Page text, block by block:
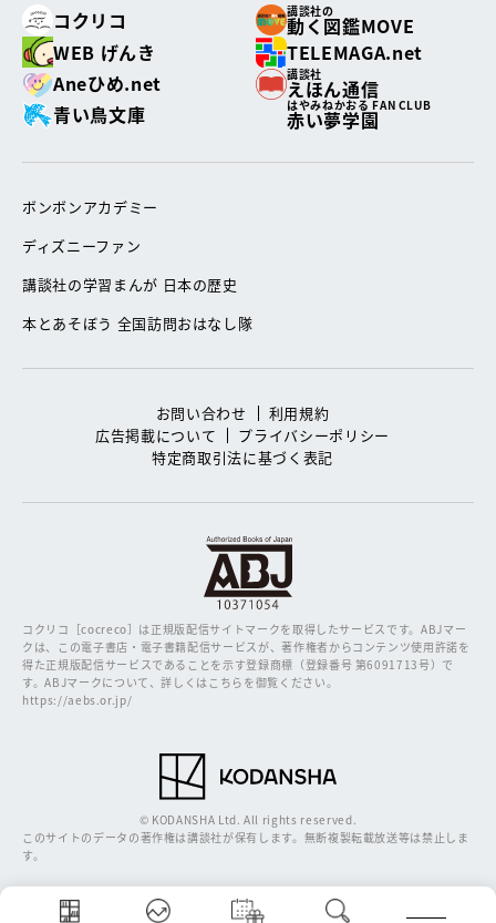
コクリコ
講談社の
動く図鑑MOVE
WEB げんき
TELEMAGA.net
Aneひめ.net
講談社
えほん通信
青い鳥文庫
はやみねかおる FAN CLUB
赤い夢学園
ボンボンアカデミー
ディズニーファン
講談社の学習まんが 日本の歴史
本とあそぼう 全国訪問おはなし隊
お問い合わせ
利用規約
広告掲載について
プライバシーポリシー
特定商取引法に基づく表記
コクリコ［cocreco］は正規版配信サイトマークを取得したサービスです。ABJマー
クは、この電子書店・電子書籍配信サービスが、著作権者からコンテンツ使用許諾を
得た正規版配信サービスであることを示す登録商標（登録番号 第6091713号）で
す。ABJマークについて、詳しくはこちらを御覧ください。
https://aebs.or.jp/
© KODANSHA Ltd. All rights reserved.
このサイトのデータの著作権は講談社が保有します。無断複製転載放送等は禁止しま
す。